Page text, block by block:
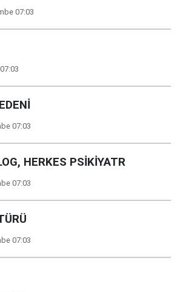
07:03
07:03
HERKES PSİKİYATR
07:03
07:03